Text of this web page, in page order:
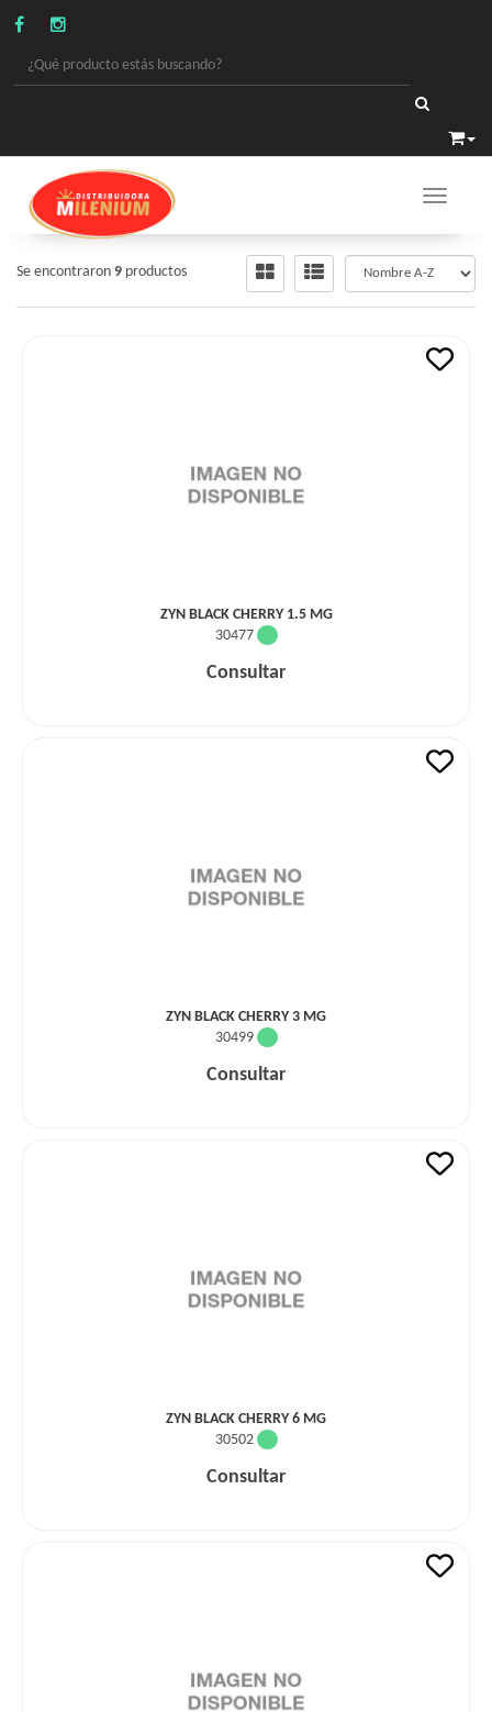
Toggle
VARIOS
TABACOS
Se encontraron 9 productos
ZYN BLACK CHERRY 1.5 MG
30477
Consultar
ZYN BLACK CHERRY 3 MG
30499
Consultar
ZYN BLACK CHERRY 6 MG
30502
Consultar